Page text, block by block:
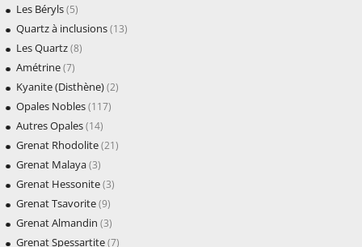
Les Béryls(5)
Quartz à inclusions(13)
Les Quartz(8)
Amétrine(7)
Kyanite (Disthène)(2)
Opales Nobles(117)
Autres Opales(14)
Grenat Rhodolite(21)
Grenat Malaya(3)
Grenat Hessonite(3)
Grenat Tsavorite(9)
Grenat Almandin (3)
Grenat Spessartite(7)